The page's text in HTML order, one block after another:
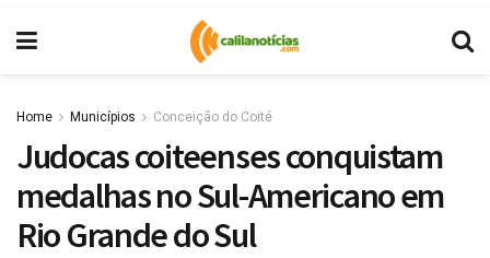
Home Municípios Conceição do Coité
Judocas coiteenses conquistam
medalhas no Sul-Americano em
Rio Grande do Sul